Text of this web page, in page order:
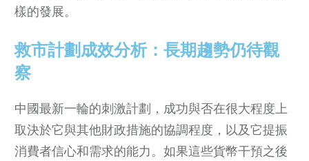
樣的發展。
救市計劃成效分析：長期趨勢仍待觀
察
中國最新一輪的刺激計劃，成功與否在很大程度上
取決於它與其他財政措施的協調程度，以及它提振
消費者信心和需求的能力。如果這些貨幣干預之後